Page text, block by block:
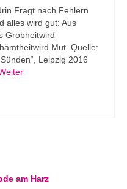
Fragt nach Fehlern
alles wird gut: Aus
Grobheitwird
Mut. Quelle:
Leipzig 2016
am Harz